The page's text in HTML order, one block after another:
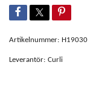
Artikelnummer: H19030
Leverantör: Curli